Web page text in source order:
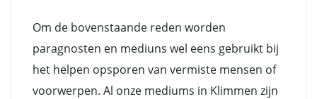
Om de bovenstaande reden worden
paragnosten en mediuns wel eens gebruikt bij
het helpen opsporen van vermiste mensen of
voorwerpen. Al onze mediums in Klimmen zijn